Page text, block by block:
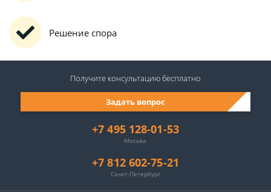
Решение спора
+7 495 128-01-53
Москва
+7 812 602-75-21
Санкт-Петербург
Задать вопрос
Получите консультациюбесплатно